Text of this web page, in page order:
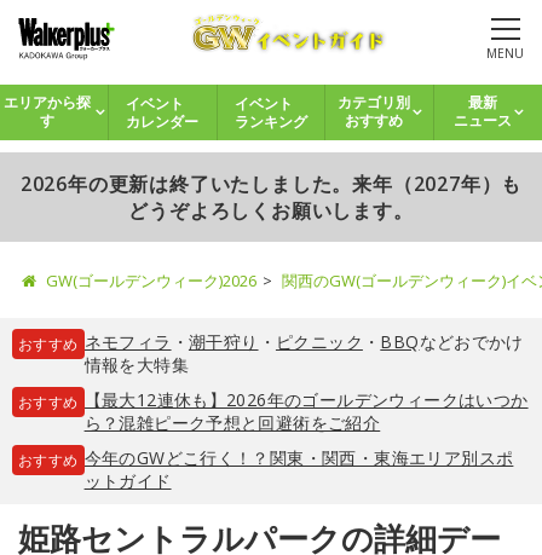
MENU
エリアから探
す
イベント
カレンダー
イベント
ランキング
カテゴリ別
おすすめ
最新
ニュース
2026年の更新は終了いたしました。来年（2027年）も
どうぞよろしくお願いします。
GW(ゴールデンウィーク)2026 関西のGW(ゴールデンウィーク)イ
おすすめ ネモフィラ ・ 潮干狩り ・ ピクニック ・ BBQなどおでかけ
情報を大特集
おすすめ
【最大12連休も】2026年のゴールデンウィークはいつか
ら？混雑ピーク予想と回避術をご紹介
おすすめ 今年のGWどこ行く！？関東・関西・東海エリア別スポ
ットガイド
姫路セントラルパークの詳細デー